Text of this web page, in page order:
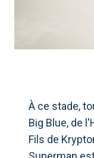
À ce stade,
Big Blue, de
Fils de